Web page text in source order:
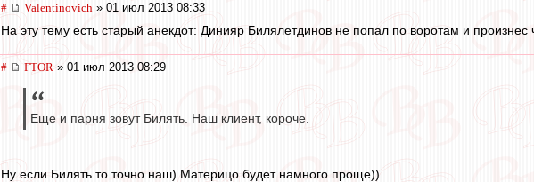
# Valentinovich » 01 июл 2013 08:33
На эту тему есть старый анекдот: Динияр Билялетдинов не попал по воротам и
# FTOR » 01 июл 2013 08:29
Еще и парня зовут Билять. Наш клиент, короче.
Ну если Билять то точно наш) Материцо будет намного проще))